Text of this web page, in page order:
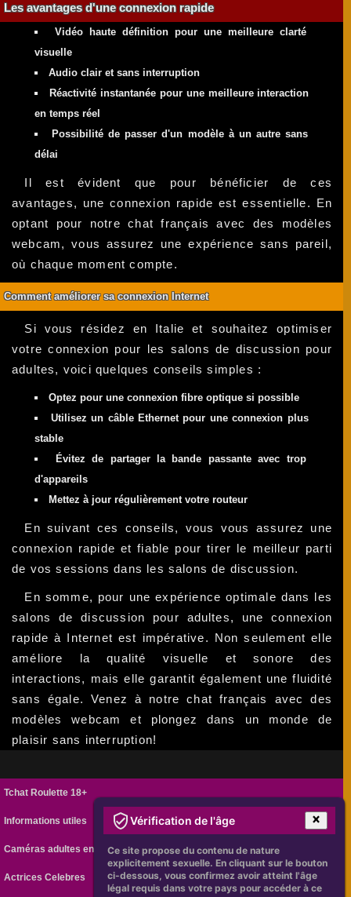
Les avantages d'une connexion rapide
Vidéo haute définition pour une meilleure clarté
visuelle
Audio clair et sans interruption
Réactivité instantanée pour une meilleure interaction
en temps réel
Possibilité de passer d'un modèle à un autre sans
délai
Il est évident que pour bénéficier de ces
avantages, une connexion rapide est essentielle. En
optant pour notre chat français avec des modèles
webcam, vous assurez une expérience sans pareil,
où chaque moment compte.
Comment améliorer sa connexion Internet
Si vous résidez en Italie et souhaitez optimiser
votre connexion pour les salons de discussion pour
adultes, voici quelques conseils simples :
Optez pour une connexion fibre optique si possible
Utilisez un câble Ethernet pour une connexion plus
stable
Évitez de partager la bande passante avec trop
d'appareils
Mettez à jour régulièrement votre routeur
En suivant ces conseils, vous vous assurez une
connexion rapide et fiable pour tirer le meilleur parti
de vos sessions dans les salons de discussion.
En somme, pour une expérience optimale dans les
salons de discussion pour adultes, une connexion
rapide à Internet est impérative. Non seulement elle
améliore la qualité visuelle et sonore des
interactions, mais elle garantit également une fluidité
sans égale. Venez à notre chat français avec des
modèles webcam et plongez dans un monde de
plaisir sans interruption!
Tchat Roulette 18+
Informations utiles
Caméras adultes en ligne
Actrices Celebres
Vérification de l'âge
Ce site propose du contenu de nature
explicitement sexuelle. En cliquant sur le bouton
ci-dessous, vous confirmez avoir atteint l'âge
légal requis dans votre pays pour accéder à ce